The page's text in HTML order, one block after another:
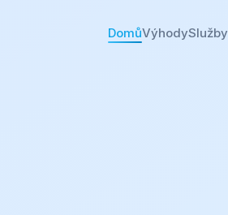
DomůVýhodySlužby